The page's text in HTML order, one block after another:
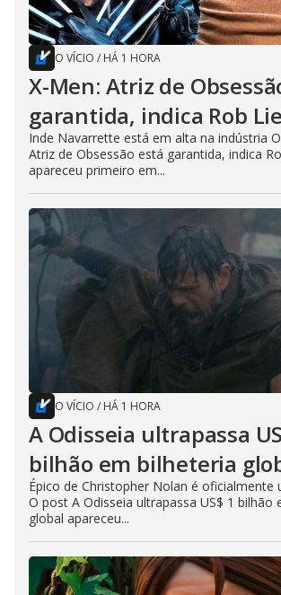
O VÍCIO / HÁ 1 HORA
X-Men: Atriz de
garantida, indica Rob
Inde Navarrette está em alta na indústria
Atriz de Obsessão está garantida, indica
apareceu primeiro em...
O VÍCIO / HÁ 1 HORA
A Odisseia ultrapassa
bilhão em bilheteria
Épico de Christopher Nolan é oficialmente
O post A Odisseia ultrapassa US$ 1 bilhão
global apareceu...